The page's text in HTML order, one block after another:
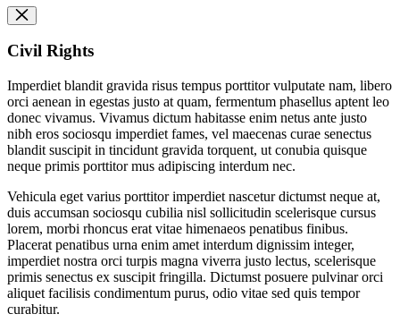
Civil Rights
Imperdiet blandit gravida risus tempus porttitor vulputate nam, libero
orci aenean in egestas justo at quam, fermentum phasellus aptent leo
donec vivamus. Vivamus dictum habitasse enim netus ante justo
nibh eros sociosqu imperdiet fames, vel maecenas curae senectus
blandit suscipit in tincidunt gravida torquent, ut conubia quisque
neque primis porttitor mus adipiscing interdum nec.
Vehicula eget varius porttitor imperdiet nascetur dictumst neque at,
duis accumsan sociosqu cubilia nisl sollicitudin scelerisque cursus
lorem, morbi rhoncus erat vitae himenaeos penatibus finibus.
Placerat penatibus urna enim amet interdum dignissim integer,
imperdiet nostra orci turpis magna viverra justo lectus, scelerisque
primis senectus ex suscipit fringilla. Dictumst posuere pulvinar orci
aliquet facilisis condimentum purus, odio vitae sed quis tempor
curabitur.